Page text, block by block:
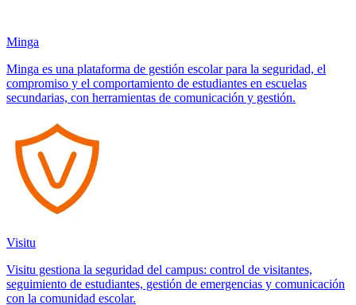
Minga
Minga es una plataforma de gestión escolar para la seguridad, el
compromiso y el comportamiento de estudiantes en escuelas
secundarias, con herramientas de comunicación y gestión.
Visitu
Visitu gestiona la seguridad del campus: control de visitantes,
seguimiento de estudiantes, gestión de emergencias y comunicación
con la comunidad escolar.